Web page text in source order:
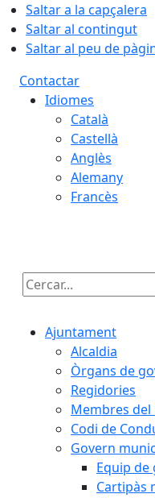
Saltar a la capçalera
Saltar al contingut
Saltar al peu de
Contactar
Idiomes
Català
Castellà
Anglès
Alemany
Francès
Cercar:
Ajuntament
Alcaldia
Òrgans de
Regidories
Membres del
Codi de
Govern
Equip de
Cartipàs